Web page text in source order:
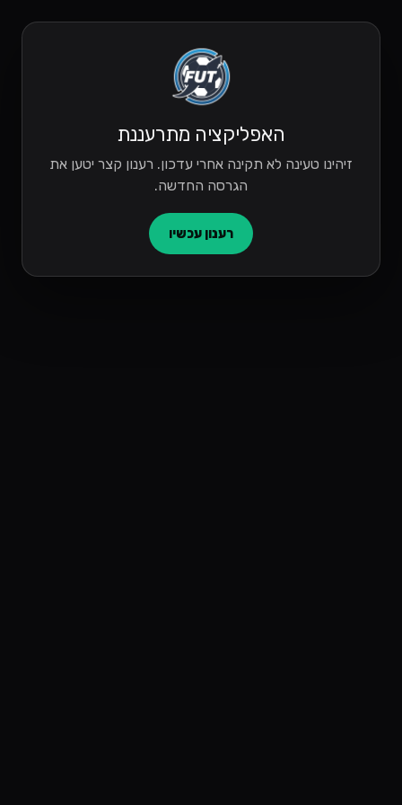
האפליקציה מתרעננת
זיהינו טעינה לא תקינה אחרי עדכון. רענון קצר יטען את
הגרסה החדשה.
רענון עכשיו